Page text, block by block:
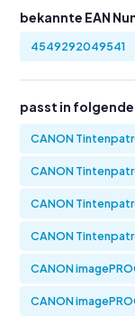
bekannte EAN
4549292049541
passt in
CANON
CANON
CANON
CANON
CANON
CANON